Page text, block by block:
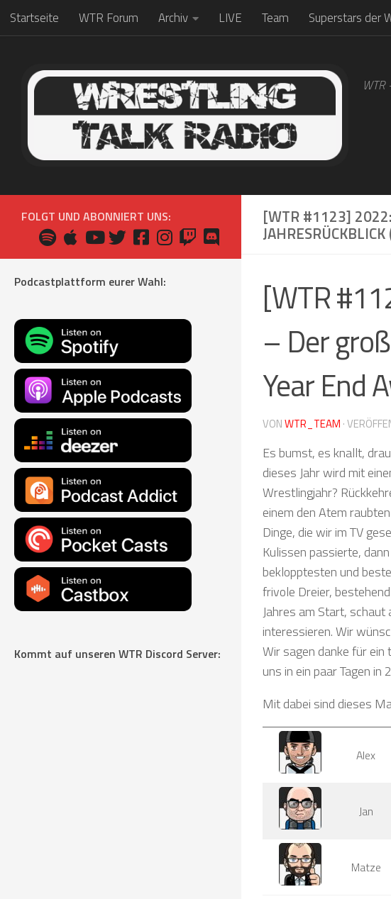
Zum Inhalt springen
Startseite WTR Forum Archiv LIVE Team Superstars der
[WTR #1123] 2022:
AHRESRÜCKBLICK
[WTR
– Der
Year End
VONWTR_TEAM ·
Es bumst, es knallt,
dieses Jahr wird mit
Wrestlingjahr?
einem den Atem
Dinge, die wir im TV
Kulissen passierte,
beklopptesten und
frivole Dreier,
Jahres am Start,
interessieren. Wir
Wir sagen danke für
uns in ein paar Tagen in
Mit dabei sind dieses
Alex
Jan
Matze
FOLGT UND ABONNIERT UNS:
Podcastplattform eurer Wahl:
Kommt auf unseren WTR Discord Server: